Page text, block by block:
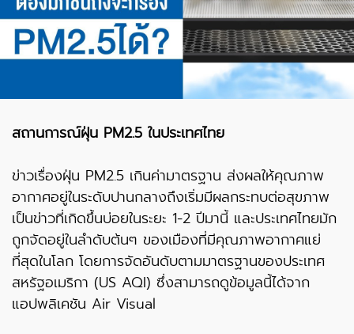
สถานการณ์ฝุ่น PM2.5 ในประเทศไทย
ข่าวเรื่องฝุ่น PM2.5 เกินค่ามาตรฐาน ส่งผลให้คุณภาพ
อากาศอยู่ในระดับปานกลางถึงเริ่มมีผลกระทบต่อสุขภาพ
เป็นข่าวที่เกิดขึ้นบ่อยในระยะ 1-2 ปีมานี้ และประเทศไทยมัก
ถูกจัดอยู่ในลำดับต้นๆ ของเมืองที่มีคุณภาพอากาศแย่
ที่สุดในโลก โดยการจัดอันดับตามมาตรฐานของประเทศ
สหรัฐอเมริกา (US AQI) ซึ่งสามารถดูข้อมูลนี้ได้จาก
แอปพลิเคชัน Air Visual